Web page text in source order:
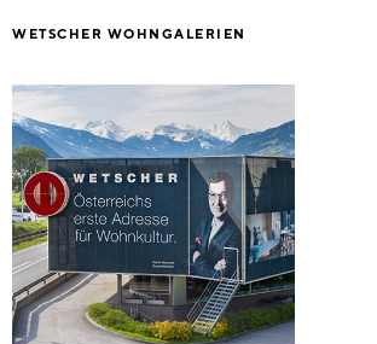
WETSCHER WOHNGALERIEN